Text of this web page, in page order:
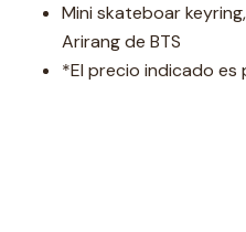
Mini skateboar
Arirang de BTS
*El precio indicado es